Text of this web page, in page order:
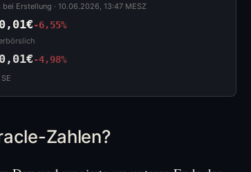
bei Erstellung · 10.06.2026, 13:47 MESZ
-6,55%
-4,98%
Zahlen?